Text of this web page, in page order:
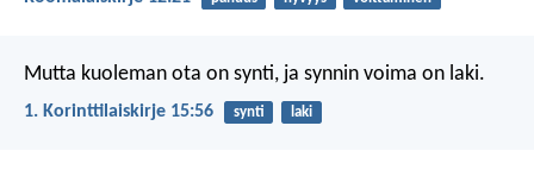
Mutta kuoleman ota on synti, ja synnin voima on laki.
1. Korinttilaiskirje 15:56 synti laki